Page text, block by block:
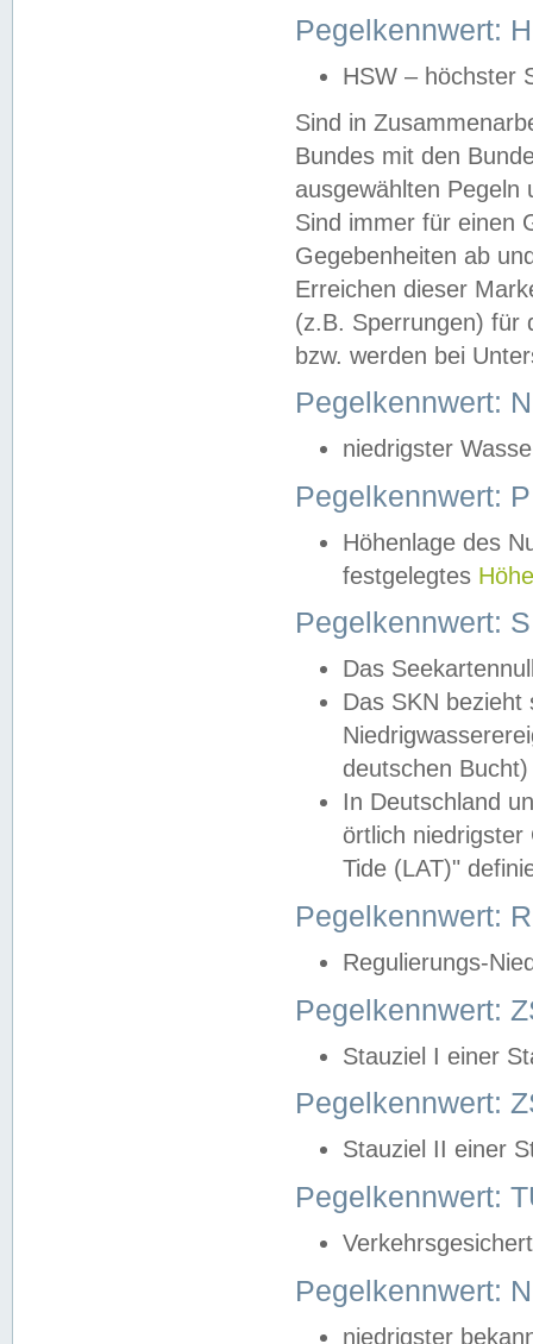
Pegelkennwert:
HSW – höchster
Sind in
Bundes mit den
ausgewählten
Sind immer für einen
Gegebenheiten ab
Erreichen dieser
(z.B. Sperrungen) für
bzw. werden bei
Pegelkennwert:
niedrigster
Pegelkennwert:
Höhenlage des
festgelegtes
Pegelkennwert:
Das
Das SKN
deutschen
In Deutschland
örtlich
Tide (LAT)"
Pegelkennwert:
Regulierungs-
Pegelkennwert:
Stauziel I einer
Pegelkennwert:
Stauziel II einer
Pegelkennwert:
Pegelkennwert:
niedrigster